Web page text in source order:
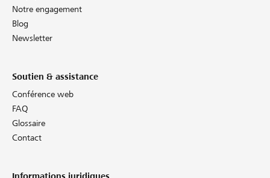
Notre engagement
Blog
Newsletter
Soutien & assistance
Conférence web
FAQ
Glossaire
Contact
Informations juridiques